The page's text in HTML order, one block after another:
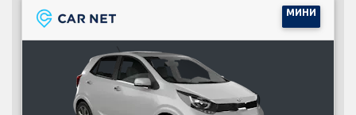
МИНИ